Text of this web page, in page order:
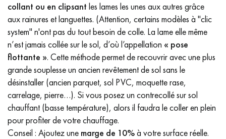
collant ou en clipsant les lames les unes aux autres grâce
aux rainures et languettes. (Attention, certains modèles à "clic
system" n'ont pas du tout besoin de colle. La lame elle même
n’est jamais collée sur le sol, d’où l’appellation « pose
flottante ». Cette méthode permet de recouvrir avec une plus
grande souplesse un ancien revêtement de sol sans le
désinstaller (ancien parquet, sol PVC, moquette rase,
carrelage, pierre…). Si vous posez un contrecollé sur sol
chauffant (basse température), alors il faudra le coller en plein
pour profiter de votre chauffage.
Conseil : Ajoutez une marge de 10%à votre surface réelle.